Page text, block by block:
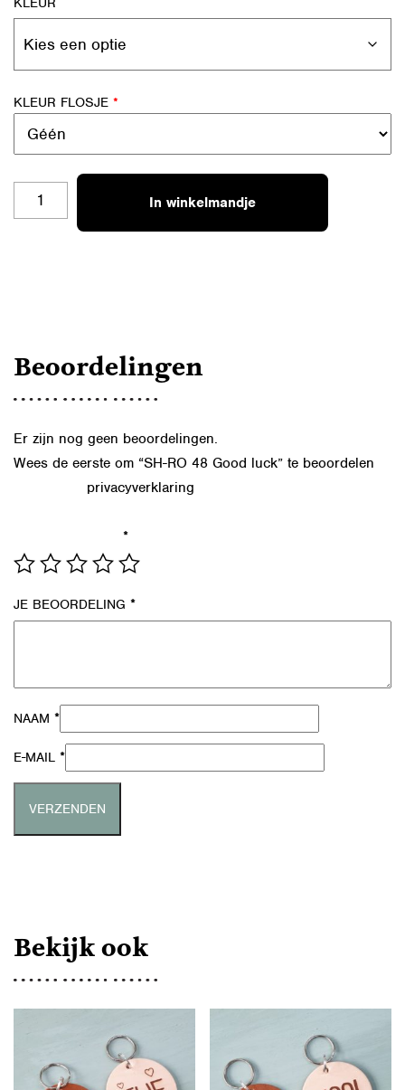
KLEUR FLOSJE *
In winkelmandje
Beoordelingen
Er zijn nog geen beoordelingen.
Wees de eerste om “SH-RO 48 Good luck” te beoordelen
privacyverklaring
*
JE BEOORDELING *
NAAM *
E-MAIL *
Bekijk ook